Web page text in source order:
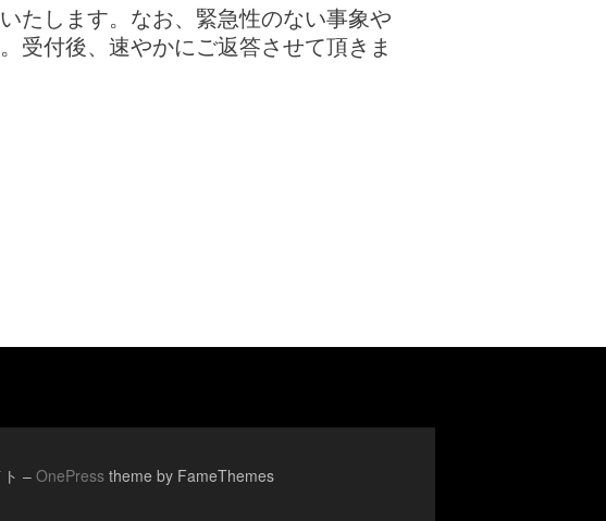
たします。なお、緊急性のない事象や
受付後、速やかにご返答させて頂きま
– OnePress theme by FameThemes